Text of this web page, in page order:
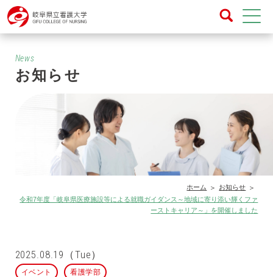
News
お知らせ
ホーム
お知らせ
令和7年度「岐阜県医療施設等による就職ガイダンス～地域に寄り添い輝くファ
ーストキャリア～」を開催しました
2025.08.19（Tue）
イベント 看護学部